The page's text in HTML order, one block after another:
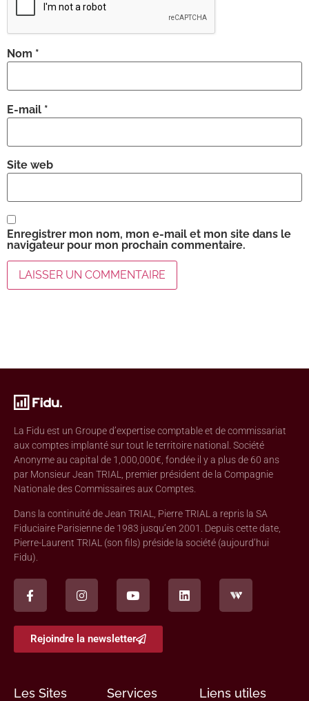
Nom *
E-mail *
Site web
Enregistrer mon nom, mon e-mail et mon site dans le
navigateur pour mon prochain commentaire.
La Fidu est un Groupe d’expertise comptable et de commissariat
aux comptes implanté sur tout le territoire national. Société
Anonyme au capital de 1,000,000€, fondée il y a plus de 60 ans
par Monsieur Jean TRIAL, premier président de la Compagnie
Nationale des Commissaires aux Comptes.
Dans la continuité de Jean TRIAL, Pierre TRIAL a repris la SA
Fiduciaire Parisienne de 1983 jusqu’en 2001. Depuis cette date,
Pierre-Laurent TRIAL (son fils) préside la société (aujourd’hui
Fidu).
Rejoindre la newsletter
Les Sites Services Liens utiles